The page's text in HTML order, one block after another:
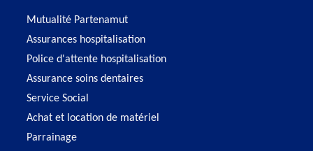
Mutualité Partenamut
Assurances hospitalisation
Police d'attente hospitalisation
Assurance soins dentaires
Service Social
Achat et location de matériel
Parrainage